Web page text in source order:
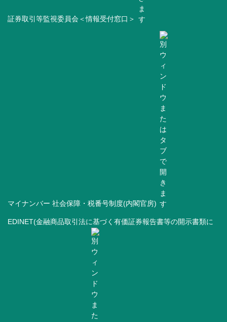
証券取引等監視委員会＜情報受付窓口＞
マイナンバー 社会保障・税番号制度(内閣官房)
EDINET(金融商品取引法に基づく有価証券報告書等の開示書類に